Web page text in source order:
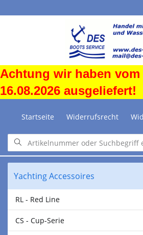
Achtung wir haben vom
16.08.2026 ausgeliefert!
Startseite Widerrufsrecht
Yachting Accessoires
RL - Red Line
CS - Cup-Serie